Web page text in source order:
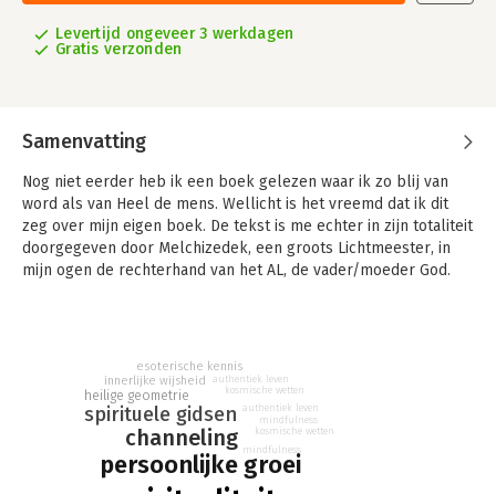
Levertijd ongeveer 3 werkdagen
Gratis verzonden
Samenvatting
Nog niet eerder heb ik een boek gelezen waar ik zo blij van
word als van Heel de mens. Wellicht is het vreemd dat ik dit
zeg over mijn eigen boek. De tekst is me echter in zijn totaliteit
doorgegeven door Melchizedek, een groots Lichtmeester, in
mijn ogen de rechterhand van het AL, de vader/moeder God.
leven, waar we nu middenin zitten. Geweld, verdriet, macht,
onmacht, ellende en een natuur die totaal overstuur lijkt, naast
een groeiend bewustzijn dat Liefde het tij keert. Het bewustzijn
dat we de schepper zijn van ons eigen leven. Dat we bestaan
uit Licht, puur goddelijk Licht, en dat we direct aangesloten zijn
op de Bron van het AL, vader/moeder God. Dit boek kan jou
persoonlijke groei
channeling
spirituele gidsen
heilige geometrie
innerlijke wijsheid
esoterische kennis
authentiek leven
mindfulness
kosmische wetten
authentiek leven
mindfulness
kosmische wetten